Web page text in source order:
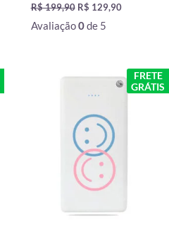
R$199,90 R$ 129,90
Avaliação0de 5
FRETE
GRÁTIS
original
R$ 199,90.
O
preço